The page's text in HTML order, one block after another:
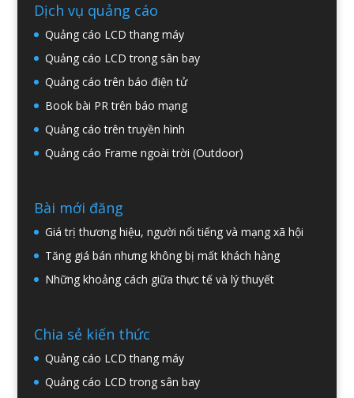
Dịch vụ quảng cáo
Quảng cáo LCD thang máy
Quảng cáo LCD trong sân bay
Quảng cáo trên báo điện tử
Book bài PR trên báo mạng
Quảng cáo trên truyền hình
Quảng cáo Frame ngoài trời (Outdoor)
Bài mới đăng
Giá trị thương hiệu, người nổi tiếng và mạng xã hội
Tăng giá bán nhưng không bị mất khách hàng
Những khoảng cách giữa thực tế và lý thuyết
Chia sẻ kiến thức
Quảng cáo LCD thang máy
Quảng cáo LCD trong sân bay